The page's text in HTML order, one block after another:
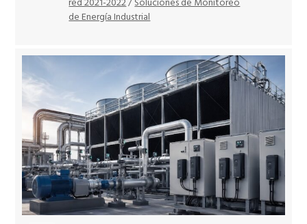
de Energía Industrial